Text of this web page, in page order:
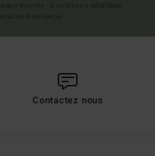
Contactez nous